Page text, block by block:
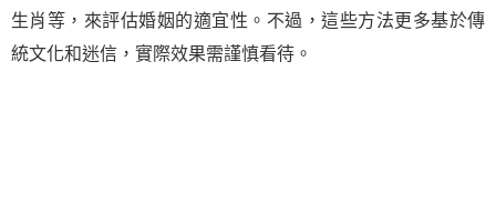
生肖等，來評估婚姻的適宜性。不過，這些方法更多基於傳
統文化和迷信，實際效果需謹慎看待。